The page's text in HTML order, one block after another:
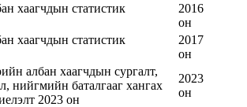
хаагчдын статистик
2016
он
хаагчдын статистик
2017
он
албан хаагчдын сургалт,
нийгмийн баталгааг хангах
2023 он
2023
он